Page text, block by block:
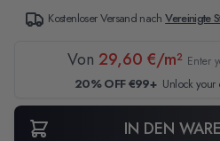
Kostenloser Versand nachVereinigte
Von 29,60 €/m² Enter
20% OFF €99+ Unlock your
IN DEN